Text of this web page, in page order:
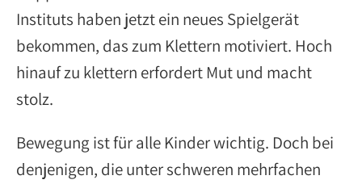
Instituts haben jetzt ein neues Spielgerät
bekommen, das zum Klettern motiviert. Hoch
hinauf zu klettern erfordert Mut und macht
stolz.
Bewegung ist für alle Kinder wichtig. Doch bei
denjenigen, die unter schweren mehrfachen